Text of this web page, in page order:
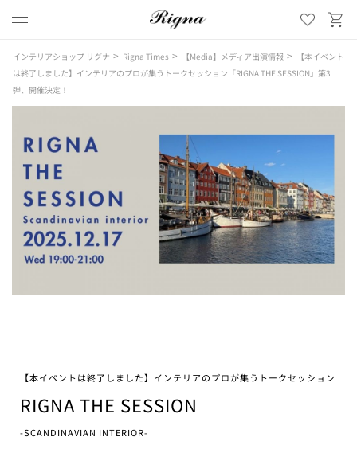
インテリアショップ リグナ > Rigna Times > 【Media】メディア出演情報 >
【本イベント
は終了しました】インテリアのプロが集うトークセッション「RIGNA THE SESSION」第3
弾、開催決定！
【本イベントは終了しました】インテリアのプロが集うトークセッション
RIGNA THE SESSION
-SCANDINAVIAN INTERIOR-